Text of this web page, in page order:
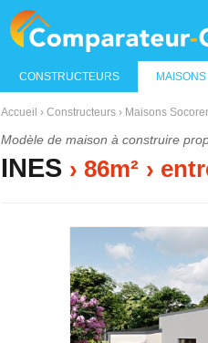
CONSTRUCTEURS MAISONS
Accueil › Constructeurs› Maisons
Modèle de maison à construire
INES › 86m² ›